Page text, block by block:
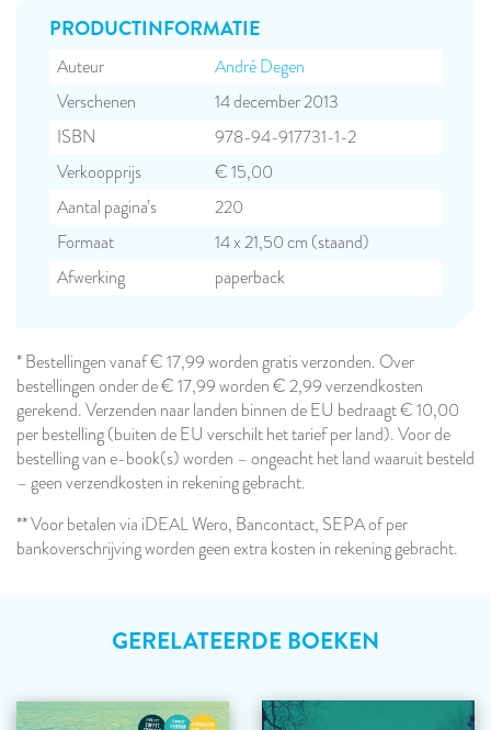
PRODUCT­INFORMATIE
Auteur
André Degen
Verschenen
14 december 2013
ISBN
978-94-917731-1-2
Verkoopprijs
€ 15,00
Aantal pagina’s
220
Formaat
14 x 21,50 cm (staand)
Afwerking
paperback
* Bestellingen vanaf € 17,99 worden gratis verzonden. Over
bestellingen onder de € 17,99 worden € 2,99 verzendkosten
gerekend. Verzenden naar landen binnen de EU bedraagt € 10,00
per bestelling (buiten de EU verschilt het tarief per land). Voor de
bestelling van e-book(s) worden – ongeacht het land waaruit besteld
– geen verzendkosten in rekening gebracht.
** Voor betalen via iDEAL Wero, Bancontact, SEPA of per
bankoverschrijving worden geen extra kosten in rekening gebracht.
GERELATEERDE BOEKEN